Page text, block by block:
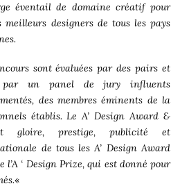
éventail de domaine créatif pour
designers de tous les pays
sont évaluées par des pairs et
par un panel de jury influents
des membres éminents de la
établis. Le A’ Design Award &
gloire, prestige, publicité et
de tous les A’ Design Award
‘ Design Prize, qui est donné pour
«